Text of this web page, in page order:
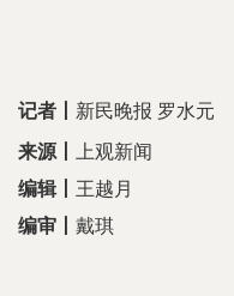
记者
新民晚报 罗水元
来源
上观新闻
编辑丨 王越月
编审丨 戴琪